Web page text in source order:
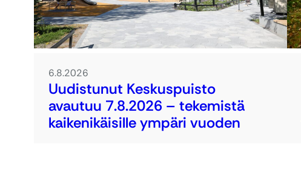
6.8.2026
Uudistunut Keskuspuisto
avautuu 7.8.2026 – tekemistä
kaikenikäisille ympäri vuoden